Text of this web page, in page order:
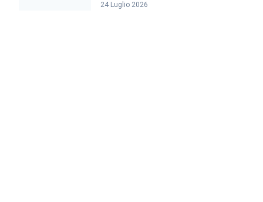
24 Luglio 2026